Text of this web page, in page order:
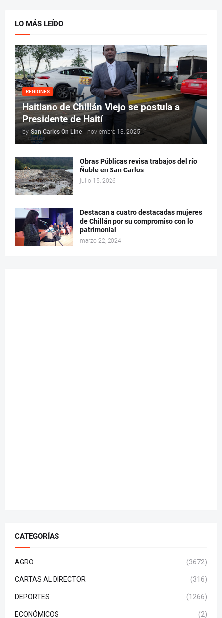
LO MÁS LEÍDO
REGIONES
Haitiano de Chillán Viejo se postula a
Presidente de Haití
by San Carlos On Line - noviembre 13, 2025
Obras Públicas revisa trabajos del río
Ñuble en San Carlos
julio 15, 2026
Destacan a cuatro destacadas mujeres
de Chillán por su compromiso con lo
patrimonial
marzo 22, 2024
CATEGORÍAS
AGRO (3672)
CARTAS AL DIRECTOR (316)
DEPORTES (1266)
ECONÓMICOS (2)